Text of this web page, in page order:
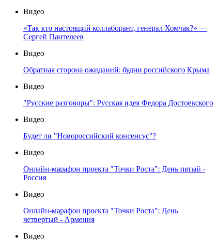
Видео
«Так кто настоящий коллаборант, генерал Хомчак?» —
Сергей Пантелеев
Видео
Обратная сторона ожиданий: будни российского Крыма
Видео
"Русские разговоры": Русская идея Федора Достоевского
Видео
Будет ли "Новороссийский консенсус"?
Видео
Онлайн-марафон проекта "Точки Роста": День пятый -
Россия
Видео
Онлайн-марафон проекта "Точки Роста": День
четвертый - Армения
Видео